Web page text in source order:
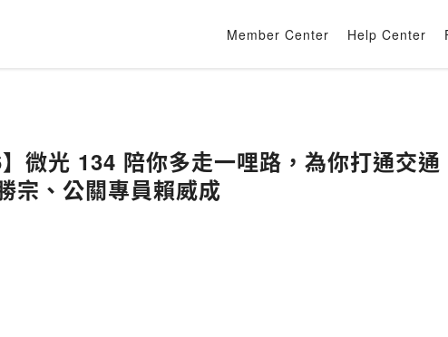
Member Center Help Center
】微光 134 陪你多走一哩路，為你打通交
宗、公關專員賴威成